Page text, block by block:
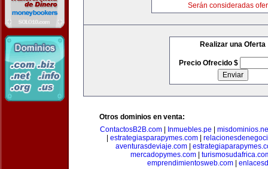
Serán consideradas
Realizar una Oferta
Precio Ofrecido $
Otros dominios en venta:
ContactosB2B.com
Inmuebles.pe
estrategiasparapymes.com
aventurasdeviaje.com|
mercadopymes.com
emprendimientosweb.com